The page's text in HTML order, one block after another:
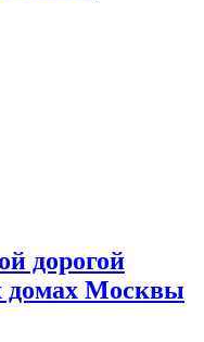
дорогой
домах Москвы